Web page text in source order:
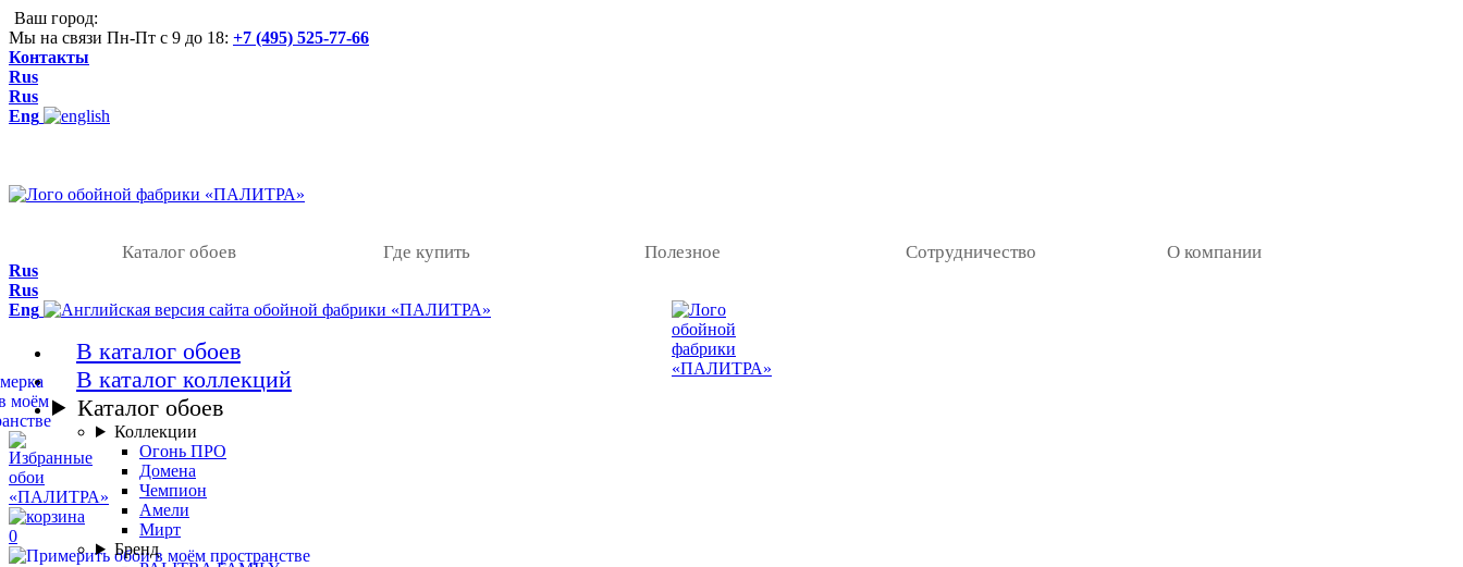
Ваш город:
Мы на связи Пн-Пт с 9 до 18: +7 (495) 525-77-66
Контакты
Rus
Rus
Eng
Каталог обоев Где купить Полезное Сотрудничество О компании
0
Rus
Rus
Eng
В каталог обоев
В каталог коллекций
Каталог обоев
Коллекции
Огонь ПРО
Домена
Чемпион
Амели
Мирт
Бренд